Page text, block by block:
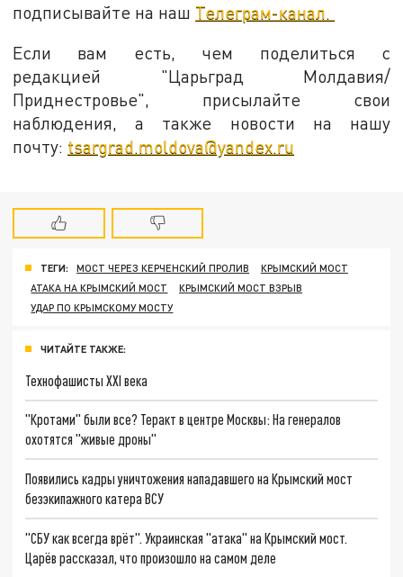
подписывайте на наш Телеграм-канал.
Если вам есть, чем поделиться с
редакцией "Царьград Молдавия/
Приднестровье", присылайте свои
наблюдения, а также новости на нашу
почту: tsargrad.moldova@yandex.ru
ТЕГИ: МОСТ ЧЕРЕЗ КЕРЧЕНСКИЙ ПРОЛИВ
КРЫМСКИЙ МОСТ
АТАКА НА КРЫМСКИЙ МОСТ
КРЫМСКИЙ МОСТ ВЗРЫВ
УДАР ПО КРЫМСКОМУ МОСТУ
ЧИТАЙТЕ ТАКЖЕ:
Технофашисты XXI века
"Кротами" были все? Теракт в центре Москвы: На генералов
охотятся "живые дроны"
Появились кадры уничтожения нападавшего на Крымский мост
безэкипажного катера ВСУ
"СБУ как всегда врёт". Украинская "атака" на Крымский мост.
Царёв рассказал, что произошло на самом деле